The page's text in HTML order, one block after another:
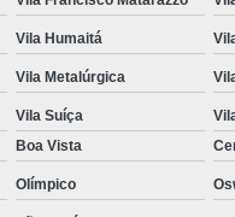
Vila Humaitá
Vila Metalúrgica
Vila Suíça
Boa Vista
Olímpico